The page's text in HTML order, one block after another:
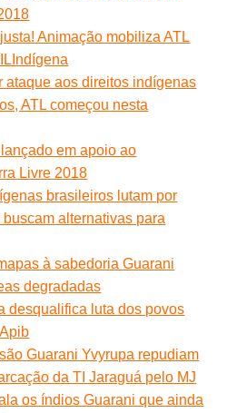
Animação mobiliza ATL
ataque aos direitos indígenas
ATL começou nesta
em apoio ao
Livre 2018
brasileiros lutam por
alternativas para
à sabedoria Guarani
degradadas
desqualifica luta dos povos
Guarani Yvyrupa repudiam
da TI Jaraguá pelo MJ
os índios Guarani que ainda